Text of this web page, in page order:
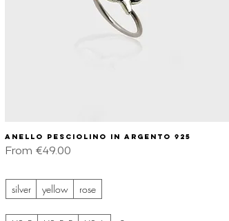
Quick View
Anello pesciolino in argento 925
From €49.00
Sale Price
silver yellow rose